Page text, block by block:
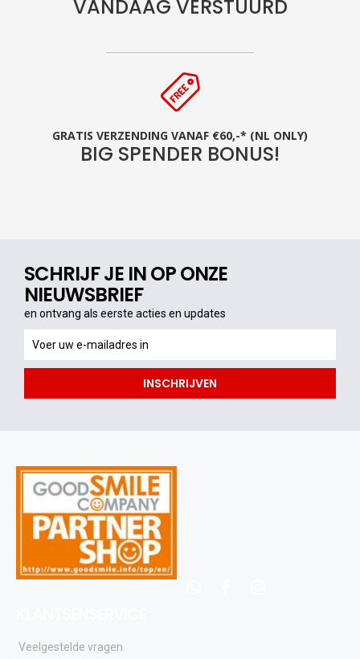
VANDAAG VERSTUURD
GRATIS VERZENDING VANAF €60,-* (NL ONLY)
BIG SPENDER BONUS!
SCHRIJF JE IN OP ONZE
NIEUWSBRIEF
en ontvang als eerste acties en updates
ontvang
als
acties
INSCHRIJVEN
Veelgestelde vragen